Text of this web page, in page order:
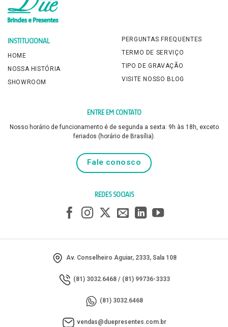
INSTITUCIONAL
HOME
NOSSA HISTÓRIA
SHOWROOM
PERGUNTAS FREQUENTES
TERMO DE SERVIÇO
TIPO DE GRAVAÇÃO
VISITE NOSSO BLOG
ENTRE EM CONTATO
Nosso horário de funcionamento é de segunda a sexta: 9h às 18h, exceto
feriados (horário de Brasília).
Fale conosco
REDES SOCIAIS
Av. Conselheiro Aguiar, 2333, Sala 108
(81) 3032.6468/ (81) 99736-3333
(81) 3032.6468
vendas@duepresentes.com.br